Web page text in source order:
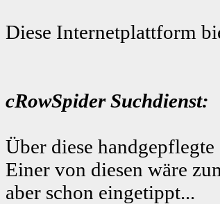
Diese Internetplattform
cRowSpider Suchdienst:
Über diese
Einer von diesen wäre
aber schon eingetippt...